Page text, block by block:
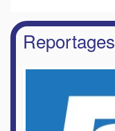
Reportages